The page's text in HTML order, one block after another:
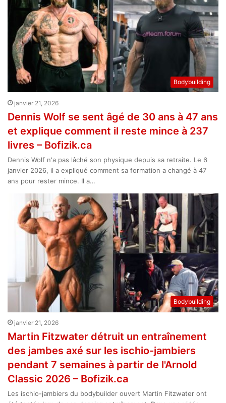
Bodybuilding
janvier 21, 2026
Dennis Wolf se sent âgé de 30 ans à 47 ans
et explique comment il reste mince à 237
livres – Bofizik.ca
Dennis Wolf n'a pas lâché son physique depuis sa retraite. Le 6
janvier 2026, il a expliqué comment sa formation a changé à 47
ans pour rester mince. Il a…
Bodybuilding
janvier 21, 2026
Martin Fitzwater détruit un entraînement
des jambes axé sur les ischio-jambiers
pendant 7 semaines à partir de l'Arnold
Classic 2026 – Bofizik.ca
Les ischio-jambiers du bodybuilder ouvert Martin Fitzwater ont